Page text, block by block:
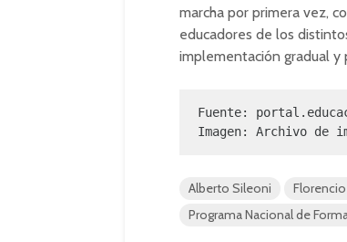
marcha por primera vez,
educadores de los
implementación gradual y
Fuente:
Imagen: Archivo de
Alberto Sileoni
Programa Nacional de